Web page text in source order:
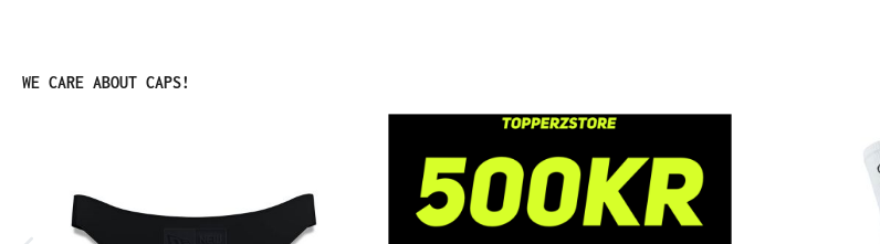
Spring produktgalleriet over
WE CARE ABOUT CAPS!